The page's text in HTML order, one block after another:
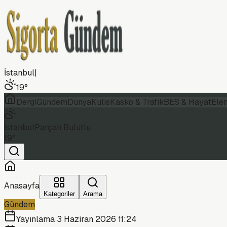
İstanbul|
19°
DergiGündemDünyaKulisKasko & TrafikBES & Hayat
Anasayfa
Kategoriler Arama
Gündem
Yayınlama 3 Haziran 2026 11:24